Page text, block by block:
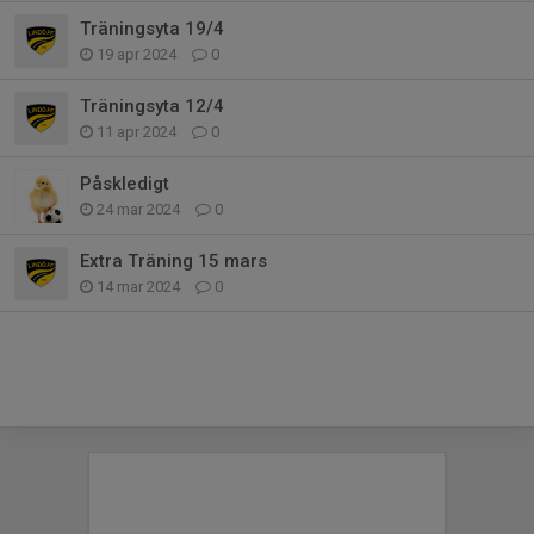
Träningsyta 19/4
19 apr 2024 0
Träningsyta 12/4
11 apr 2024 0
Påskledigt
24 mar 2024 0
Extra Träning 15 mars
14 mar 2024 0